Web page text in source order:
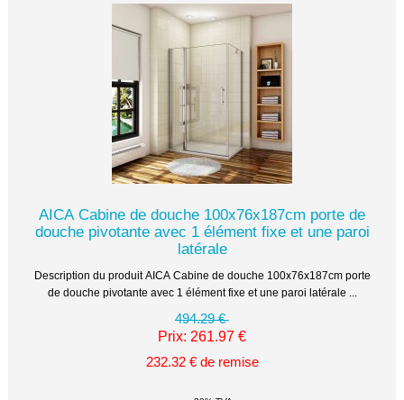
AICA Cabine de douche 100x76x187cm porte de
douche pivotante avec 1 élément fixe et une paroi
latérale
Description du produit AICA Cabine de douche 100x76x187cm porte
de douche pivotante avec 1 élément fixe et une paroi latérale ...
494.29 €
Prix: 261.97 €
232.32 € de remise